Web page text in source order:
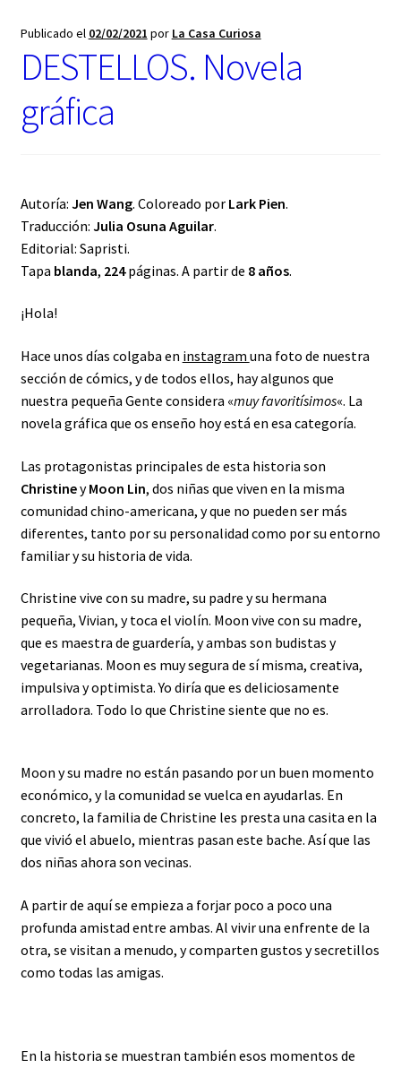
g
o
a
Publicado el 02/02/2021 por La Casa Curiosa
DESTELLOS. Novela
gráfica
Autoría: Jen Wang. Coloreado porLark Pien.
Traducción: Julia Osuna Aguilar.
Editorial: Sapristi.
Tapa blanda, 224páginas. A partir de 8 años.
¡Hola!
Hace unos días colgaba en instagram una foto de nuestra
sección de cómics, y de todos ellos, hay algunos que
nuestra pequeña Gente considera «muy favoritísimos«. La
novela gráfica que os enseño hoy está en esa categoría.
Las protagonistas principales de esta historia son
ChristineyMoon Lin, dos niñas que viven en la misma
comunidad chino-americana, y que no pueden ser más
diferentes, tanto por su personalidad como por su entorno
familiar y su historia de vida.
Christine vive con su madre, su padre y su hermana
pequeña, Vivian, y toca el violín. Moon vive con su madre,
que es maestra de guardería, y ambas son budistas y
vegetarianas. Moon es muy segura de sí misma, creativa,
impulsiva y optimista. Yo diría que es deliciosamente
arrolladora. Todo lo que Christine siente que no es.
Moon y su madre no están pasando por un buen momento
económico, y la comunidad se vuelca en ayudarlas. En
concreto, la familia de Christine les presta una casita en la
que vivió el abuelo, mientras pasan este bache. Así que las
dos niñas ahora son vecinas.
A partir de aquí se empieza a forjar poco a poco una
profunda amistad entre ambas. Al vivir una enfrente de la
otra, se visitan a menudo, y comparten gustos y secretillos
como todas las amigas.
En la historia se muestran también esos momentos de